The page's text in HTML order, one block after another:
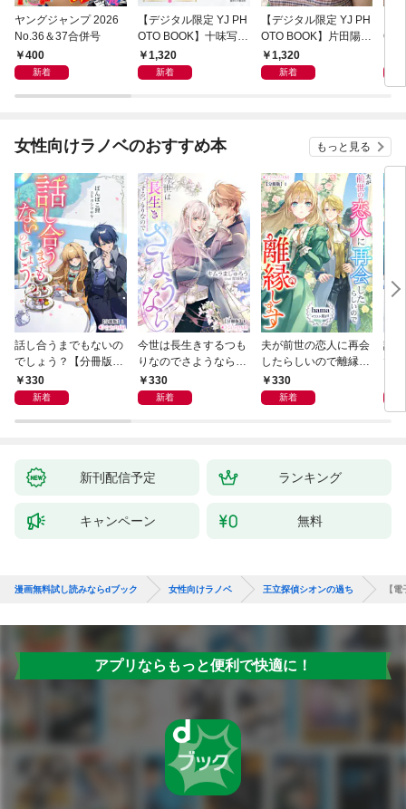
ヤングジャンプ 2026
No.36＆37合併号
400
新着
【デジタル限定 YJ PH
OTO BOOK】十味写真
集「続・『ぽみ』！？
どこでもトレイン・ベ
1,320
新着
【デジタル限定 YJ PH
OTO BOOK】片田陽依
写真集「羽色日和」
1,320
新着
リ」
女性向けラノベのおすすめ本 もっと見る
話し合うまでもないの
でしょう？【分冊版】
1 330
新着
今世は長生きするつも
りなのでさようなら
【分冊版】1
330
新着
夫が前世の恋人に再会
したらしいので離縁し
ます【分冊版】1
330
新着
話
で
新刊配信予定 ランキング
キャンペーン 無料
漫画無料試し読みならdブック 女性向けラノベ 王立探偵シオンの過ち 【
アプリならもっと便利で快適に！